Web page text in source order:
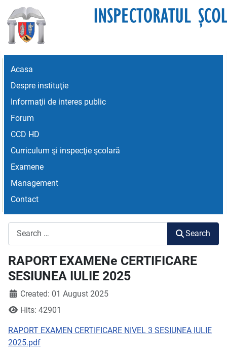
Acasa
Despre instituţie
Informaţii de interes public
Forum
CCD HD
Curriculum şi inspecţie şcolară
Examene
Management
Contact
Search
RAPORT EXAMENe CERTIFICARE
SESIUNEA IULIE 2025
Created: 01 August 2025
Hits: 42901
RAPORT EXAMEN CERTIFICARE NIVEL 3 SESIUNEA IULIE
2025.pdf